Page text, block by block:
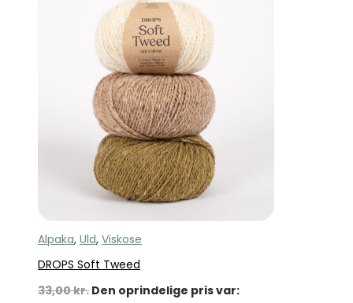
Alpaka, Uld, Viskose
DROPS Soft Tweed
33,00kr. Den oprindelige pris var: